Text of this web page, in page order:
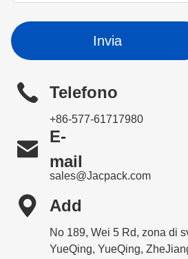
Invia
Telefono
+86-577-61717980

E-
mail
sales@Jacpack.com
 Add
No 189, Wei 5 Rd, zona di
YueQing, YueQing,